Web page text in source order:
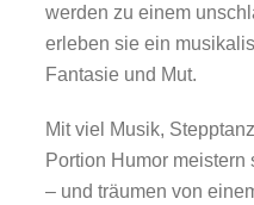
werden zu einem
erleben sie ein
Fantasie und Mut.
Mit viel Musik,
Portion Humor
– und träumen von